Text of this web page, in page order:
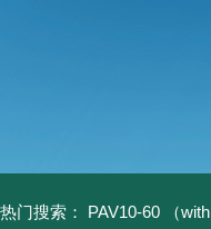
热门搜索： PAV10-60 （